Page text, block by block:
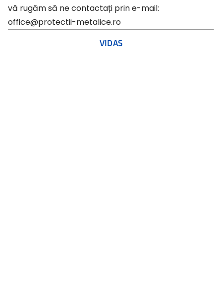
vă rugăm să ne contactați prin e-mail:
office@protectii-metalice.ro
VIDAS